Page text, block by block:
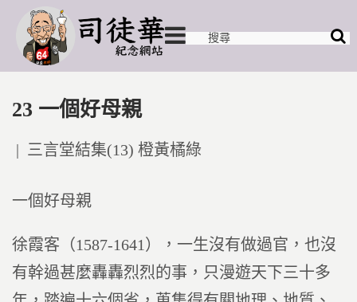
23 一個好母親
Posted
三言堂結集(13) 橙黃橘綠
一個好母親
徐霞客（1587-1641），一生沒有做過官，也沒
有幹過甚麼轟轟烈烈的事，只漫遊天下三十多